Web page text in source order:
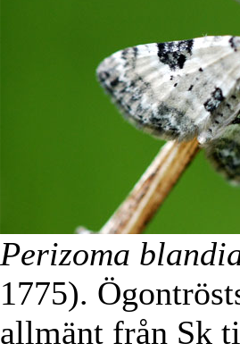
Perizoma
1775).
allmänt från Sk